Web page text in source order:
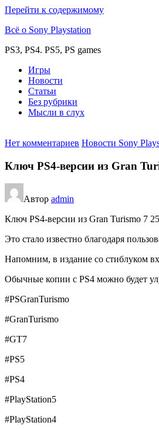
Перейти к содержимому
Всё о Sony Playstation
PS3, PS4. PS5, PS games
Игры
Новости
Статьи
Без рубрики
Мысли в слух
Нет комментариев Новости Sony
Ключ PS4-версии из Gran
Автор admin
Ключ PS4-версии из Gran Turismo 7
Это стало известно благодаря
Напомним, в издание со стиблуком
Обычные копии с PS4 можно будет
#PSGranTurismo
#GranTurismo
#GT7
#PS5
#PS4
#PlayStation5
#PlayStation4